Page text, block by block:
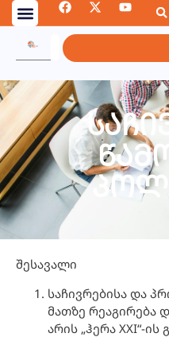
შესავალი
საჩივრებისა და
მათზე რეაგირება
არის „ჰერა XXI“-